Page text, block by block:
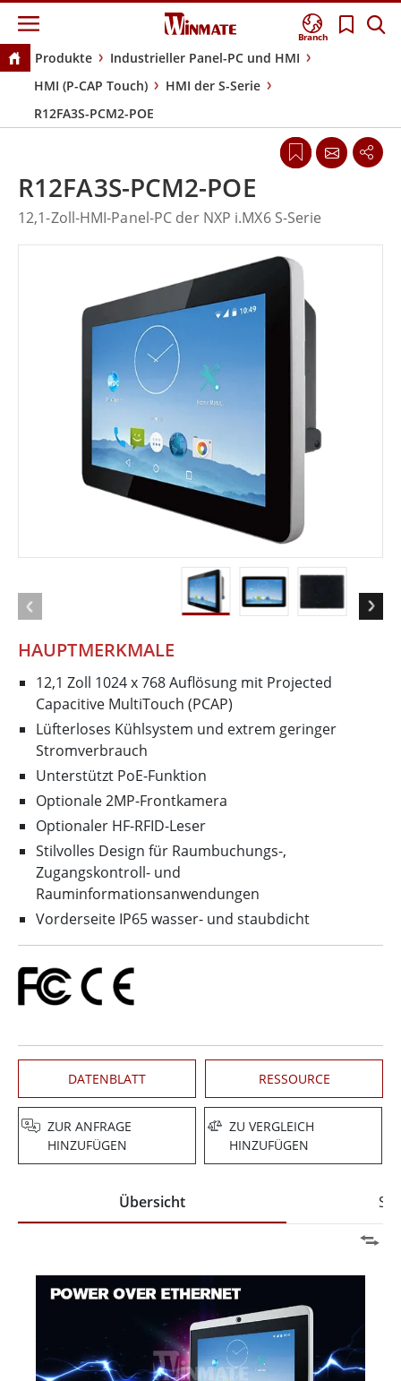
Branch
Produkte
Industrieller Panel-PC und HMI
HMI (P-CAP Touch)
HMI der S-Serie
R12FA3S-PCM2-POE
HAUPTMERKMALE
12,1 Zoll 1024 x 768 Auflösung mit Projected
Capacitive MultiTouch (PCAP)
Lüfterloses Kühlsystem und extrem geringer
Stromverbrauch
Unterstützt PoE-Funktion
Optionale 2MP-Frontkamera
Optionaler HF-RFID-Leser
Stilvolles Design für Raumbuchungs-,
Zugangskontroll- und
Rauminformationsanwendungen
Vorderseite IP65 wasser- und staubdicht
DATENBLATT RESSOURCE
ZUR ANFRAGE
HINZUFÜGEN
ZU VERGLEICH
HINZUFÜGEN
R12FA3S-PCM2-POE
12,1-Zoll-HMI-Panel-PC der NXP i.MX6 S-Serie
Übersicht